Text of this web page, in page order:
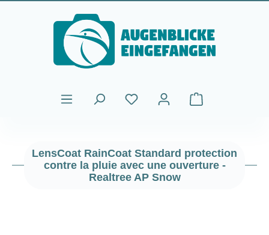
Passer au contenu principal
Le panier
LensCoat RainCoat Standard protection
contre la pluie avec une ouverture -
Realtree AP Snow